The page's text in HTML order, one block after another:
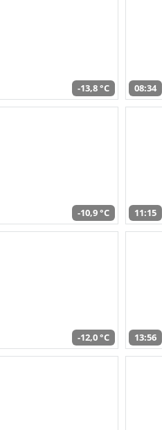
-13,8 °C 08:34
-10,9 °C 11:15
-12,0 °C 13:56